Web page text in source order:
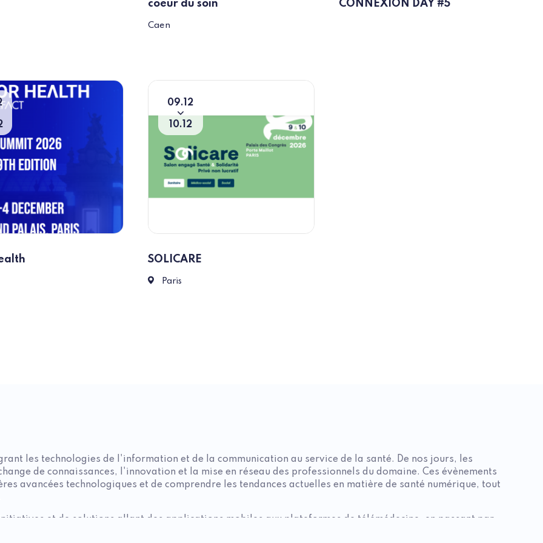
coeur du soin
Caen
CONNEXION DAY #5
du Général Eisenhower 75008 Paris
Du
09
12
To
10 12
SOLICARE
2 Place de la Porte Maillot 75017 Paris
Paris
les technologies de l'information et de la communication au service de la santé. De nos jours, les
de connaissances, l'innovation et la mise en réseau des professionnels du domaine. Ces évènements
avancées technologiques et de comprendre les tendances actuelles en matière de santé numérique, tout
et de solutions allant des applications mobiles aux plateformes de télémédecine, en passant par
e-santé sont organisés pour rassembler les acteurs de ce secteur dynamique, offrant des opportunités